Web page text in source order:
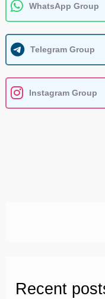
WhatsApp Group
Telegram Group
Instagram Group
Recent